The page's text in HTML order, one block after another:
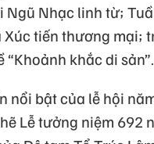
Ngũ Nhạc linh từ;
Xúc tiến thương mại;
“Khoảnh khắc di
nổi bật của lễ hội
Lễ tưởng niệm 692